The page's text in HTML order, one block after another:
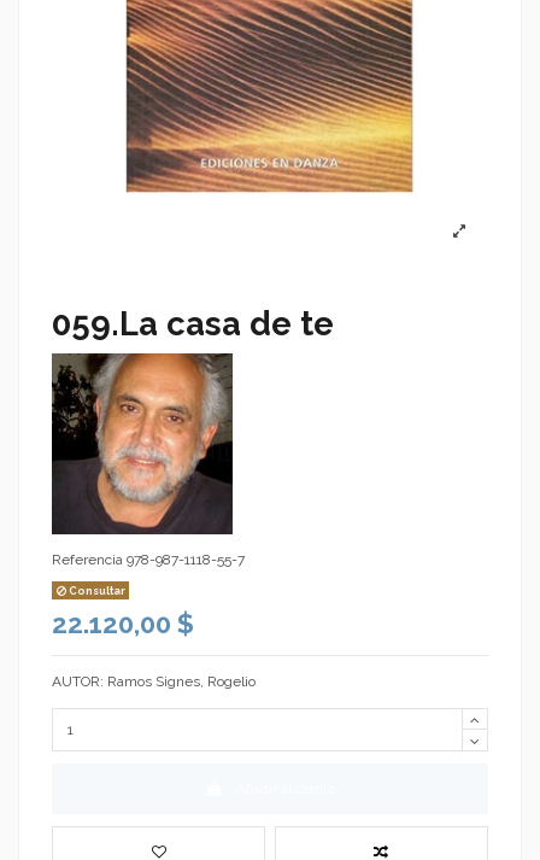
059.La casa de te
Referencia 978-987-1118-55-7
Consultar
22.120,00 $
AUTOR: Ramos Signes, Rogelio